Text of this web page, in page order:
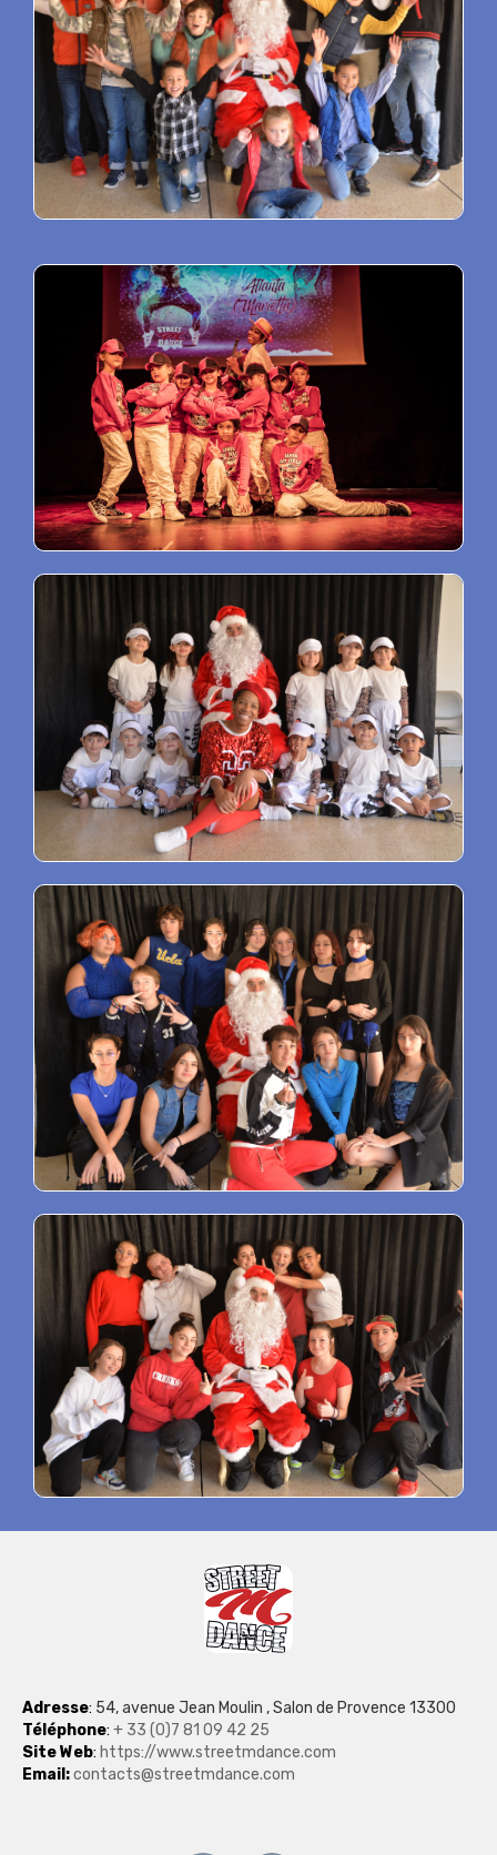
Adresse: 54, avenue Jean Moulin , Salon de Provence 13300
Téléphone: + 33 (0)7 81 09 42 25
Site Web: https://www.streetmdance.com
Email:contacts@streetmdance.com